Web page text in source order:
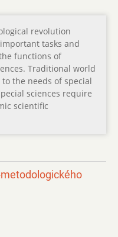
revolution
tasks and
functions of
Traditional world
the needs of special
sciences require
scientific